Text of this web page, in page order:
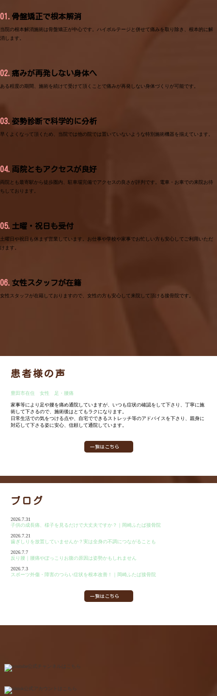
01. 骨盤矯正で根本解消
当院の根本解消施術は骨盤矯正が中心です。ハイボルテージと併せて痛みを取り除き、根本的に解
消します。
02. 痛みが再発しない身体へ
ある程度の期間、施術を続けて受けて頂くことで痛みが再発しない身体づくりが可能です。
03. 姿勢診断で科学的に分析
早くよくなって頂くため、当院では他の院では置いていないような特別施術機器を揃えています。
04. 両院ともアクセスが良好
両院とも最寄駅から徒歩圏内、駐車場完備でアクセスの良さが評判です。電車・お車での来院お待
ちしております。
05. 土曜・祝日も受付
土曜日や祝日も休まず営業しています。お仕事や学校や家事でお忙しい方も安心してご利用いただ
けます。
06. 女性スタッフが在籍
女性スタッフが在籍しておりますので、女性の方も安心して来院して頂ける接骨院です。
患者様の声
豊田市在住 女性 足・腰痛
家事等により足や腰を痛め通院していますが、いつも症状の確認をして下さり、丁寧に施
術して下さるので、施術後はとてもラクになります。
日常生活での気をつける点や、自宅でできるストレッチ等のアドバイスを下さり、親身に
対応して下さる姿に安心、信頼して通院しています。
一覧はこちら
ブログ
2026.7.31
子供の成長痛、様子を見るだけで大丈夫ですか？｜岡崎ふたば接骨院
2026.7.21
歯ぎしりを放置していませんか？実は全身の不調につながることも
2026.7.7
反り腰｜腰痛やぽっこりお腹の原因は姿勢かもしれません
2026.7.3
スポーツ外傷・障害のつらい症状を根本改善！｜岡崎ふたば接骨院
一覧はこちら